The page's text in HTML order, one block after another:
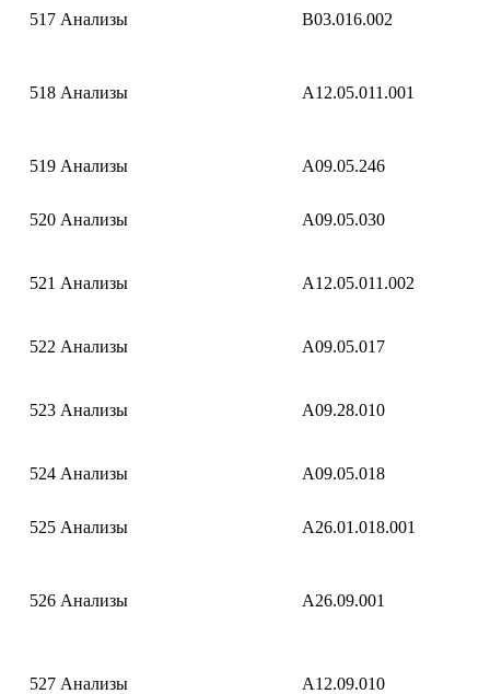
517 Анализы B03.016.002
518 Анализы A12.05.011.001
519 Анализы A09.05.246
520 Анализы A09.05.030
521 Анализы A12.05.011.002
522 Анализы A09.05.017
523 Анализы A09.28.010
524 Анализы A09.05.018
525 Анализы A26.01.018.001
526 Анализы A26.09.001
527 Анализы A12.09.010